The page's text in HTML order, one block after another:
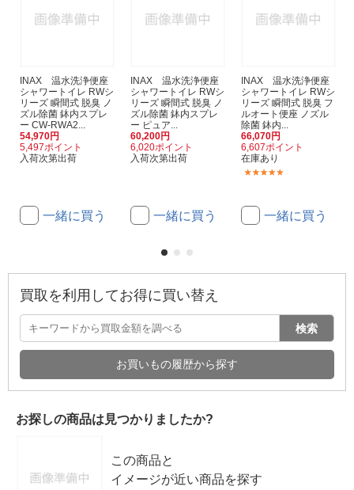
INAX 温水洗浄便座
シャワートイレ RWシ
リーズ 瞬間式 脱臭 ノ
ズル除菌 鉢内スプレ
ー CW-RWA2...
54,970円
5,497ポイント
入荷次第出荷
一緒に買う
INAX 温水洗浄便座
シャワートイレ RWシ
リーズ 瞬間式 脱臭 ノ
ズル除菌 鉢内スプレ
ー ピュア...
60,200円
6,020ポイント
入荷次第出荷
一緒に買う
INAX 温水洗浄便座
シャワートイレ RWシ
リーズ 瞬間式 脱臭 フ
ルオート便座 ノズル
除菌 鉢内...
66,070円
6,607ポイント
在庫あり
一緒に買う
買取を利用してお得に買い替え
検索
お買いもの履歴から探す
お探しの商品は見つかりましたか?
この商品と
イメージが近い商品を探す